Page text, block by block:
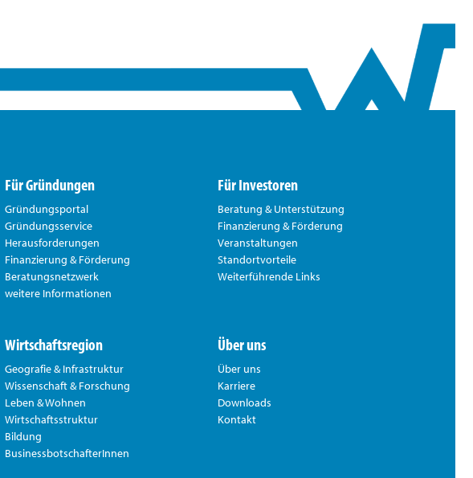
Für Gründungen
Gründungsportal
Gründungsservice
Herausforderungen
Finanzierung & Förderung
Beratungsnetzwerk
weitere Informationen
Für Investoren
Beratung & Unterstützung
Finanzierung & Förderung
Veranstaltungen
Standortvorteile
Weiterführende Links
Wirtschaftsregion
Geografie & Infrastruktur
Wissenschaft & Forschung
Leben & Wohnen
Wirtschaftsstruktur
Bildung
BusinessbotschafterInnen
Über uns
Über uns
Karriere
Downloads
Kontakt